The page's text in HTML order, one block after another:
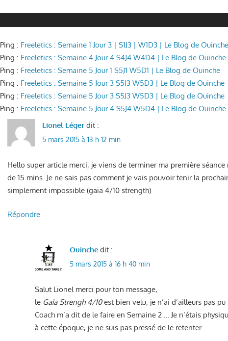
Ping : Freeletics : Semaine 1 Jour 3 | S1J3 | W1D3 | Le Blog de Ouinche
Ping : Freeletics : Semaine 4 Jour 4 S4J4 W4D4 | Le Blog de Ouinche
Ping : Freeletics : Semaine 5 Jour 1 S5J1 W5D1 | Le Blog de Ouinche
Ping : Freeletics : Semaine 5 Jour 3 S5J3 W5D3 | Le Blog de Ouinche
Ping : Freeletics : Semaine 5 Jour 3 S5J3 W5D3 | Le Blog de Ouinche
Ping : Freeletics : Semaine 5 Jour 4 S5J4 W5D4 | Le Blog de Ouinche
Lionel Léger dit :
5 mars 2015 à 13 h 12 min
Hello super article merci, je viens de terminer ma première
de 15 mins. Je ne sais pas comment je vais pouvoir tenir la
simplement impossible (gaia 4/10 strength)
Répondre
Ouinche dit :
5 mars 2015 à 16 h 40 min
Salut Lionel merci pour ton message,
le Gaïa Strengh 4/10est bien velu, je n’ai d’ailleurs pas
Coach m’a dit de le faire en Semaine 2 … Je n’étais
à cette époque, je ne suis pas pressé de le retenter …